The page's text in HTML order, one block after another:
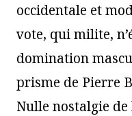
occidentale et
vote, qui milite,
domination
prisme de Pierre
Nulle nostalgie